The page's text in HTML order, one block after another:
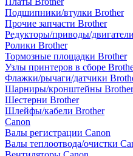
Подшипники/втулки Brother
Прочие запчасти Brother
Редукторы/приводы/
Ролики Brother
Тормозные площадки Brother
Узлы принтеров в сборе
Флажки/рычаги/датчики
Шарниры/кронштейны Brother
Шестерни Brother
Шлейфы/кабели Brother
Canon
Валы регистрации Canon
Валы теплоотвода/очистки